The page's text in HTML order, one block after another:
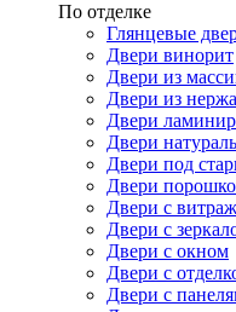
По отделке
Глянцевые
Двери винорит
Двери из
Двери из
Двери
Двери
Двери под
Двери
Двери с
Двери с
Двери с окном
Двери с
Двери с